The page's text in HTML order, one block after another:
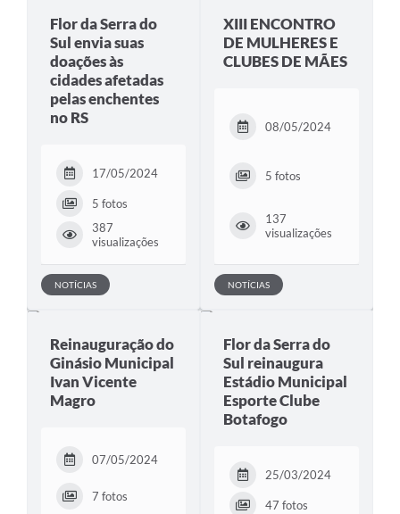
Flor da Serra do
Sul envia suas
doações às
cidades afetadas
pelas enchentes
no RS
17/05/2024
5 fotos
387
visualizações
NOTÍCIAS
XIII ENCONTRO
DE MULHERES E
CLUBES DE MÃES
08/05/2024
5 fotos
137
visualizações
NOTÍCIAS
Reinauguração do
Ginásio Municipal
Ivan Vicente
Magro
07/05/2024
7 fotos
Flor da Serra do
Sul reinaugura
Estádio Municipal
Esporte Clube
Botafogo
25/03/2024
47 fotos